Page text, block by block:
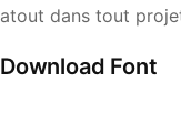
atout dans tout
Download Font